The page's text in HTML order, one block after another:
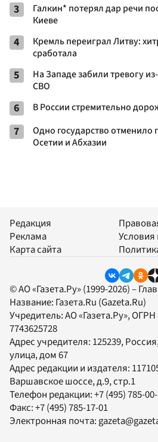
3
Галкин* потерял дар речи
Киеве
4
Кремль переиграл Литву:
сработала
5
На Западе забили тревогу
СВО
6 В России стремительно
7
Одно государство
Осетии и Абхазии
Редакция
Реклама
Карта сайта
Условия
© АО «Газета.Ру» (1999-2026) –
Название: Газета.Ru (Gazeta.Ru)
Учредитель:АО «Газета.Ру», ОГРН
7743625728
Адрес учредителя: 125239,
улица, дом 67
Адрес редакции и издателя:
Варшавское шоссе, д.9, стр.1
Телефон редакции:+7 (495) 785-
Факс:+7 (495) 785-17-01
Электронная почта: